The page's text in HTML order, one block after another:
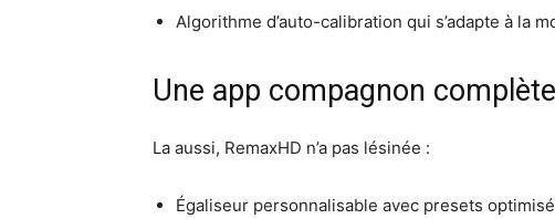
Algorithme d’auto-calibration qui s’adapte à la
Une app compagnon complète
La aussi, RemaxHD n’a pas lésinée :
Égaliseur personnalisable avec presets